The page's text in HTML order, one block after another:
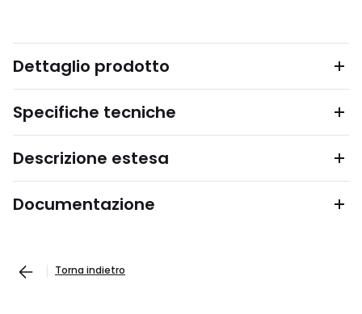
Dettaglio prodotto
Specifiche tecniche
Descrizione estesa
Documentazione
Torna indietro